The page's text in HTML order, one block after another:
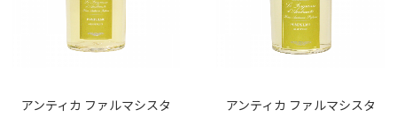
アンティカ ファルマシスタ
アンティカ ファルマシスタ